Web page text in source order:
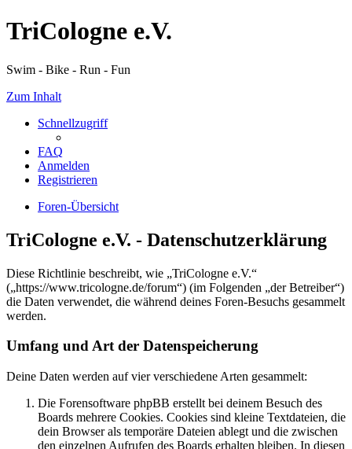
TriCologne e.V.
Swim - Bike - Run - Fun
Zum Inhalt
Schnellzugriff
FAQ
Anmelden
Registrieren
Foren-Übersicht
TriCologne e.V. - Datenschutzerklärung
Diese Richtlinie beschreibt, wie „TriCologne e.V.“
(„https://www.tricologne.de/forum“) (im Folgenden „der Betreiber“)
die Daten verwendet, die während deines Foren-Besuchs gesammelt
werden.
Umfang und Art der Datenspeicherung
Deine Daten werden auf vier verschiedene Arten gesammelt:
Die Forensoftware phpBB erstellt bei deinem Besuch des
Boards mehrere Cookies. Cookies sind kleine Textdateien, die
dein Browser als temporäre Dateien ablegt und die zwischen
den einzelnen Aufrufen des Boards erhalten bleiben. In diesen